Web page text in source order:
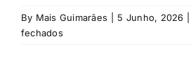
By Mais Guimarães 5 Junho, 2026
fechadosem